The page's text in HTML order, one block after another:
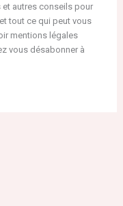
autres conseils pour
tout ce qui peut vous
mentions légales
vous désabonner à